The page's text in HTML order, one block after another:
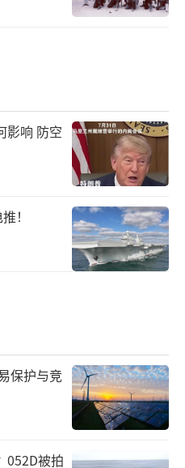
影响 防空
！
保护与竞
052D被拍